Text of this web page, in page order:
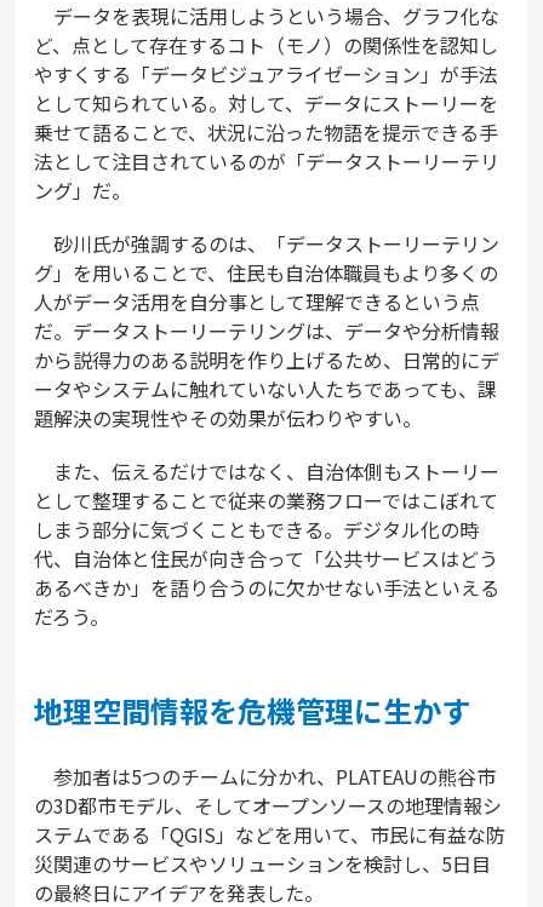
データを表現に活用しようという場合、グラフ化な
ど、点として存在するコト（モノ）の関係性を認知し
やすくする「データビジュアライゼーション」が手法
として知られている。対して、データにストーリーを
乗せて語ることで、状況に沿った物語を提示できる手
法として注目されているのが「データストーリーテリ
ング」だ。
砂川氏が強調するのは、「データストーリーテリン
グ」を用いることで、住民も自治体職員もより多くの
人がデータ活用を自分事として理解できるという点
だ。データストーリーテリングは、データや分析情報
から説得力のある説明を作り上げるため、日常的にデ
ータやシステムに触れていない人たちであっても、課
題解決の実現性やその効果が伝わりやすい。
また、伝えるだけではなく、自治体側もストーリー
として整理することで従来の業務フローではこぼれて
しまう部分に気づくこともできる。デジタル化の時
代、自治体と住民が向き合って「公共サービスはどう
あるべきか」を語り合うのに欠かせない手法といえる
だろう。
地理空間情報を危機管理に生かす
参加者は5つのチームに分かれ、PLATEAUの熊谷市
の3D都市モデル、そしてオープンソースの地理情報シ
ステムである「QGIS」などを用いて、市民に有益な防
災関連のサービスやソリューションを検討し、5日目
の最終日にアイデアを発表した。